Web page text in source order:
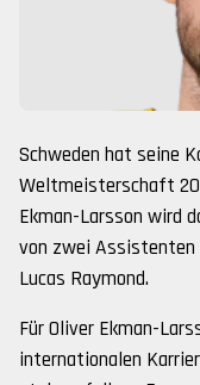
Schweden hat seine
Weltmeisterschaft
Ekman-Larsson wird
von zwei
Lucas Raymond.
Für Oliver Ekman-
internationalen